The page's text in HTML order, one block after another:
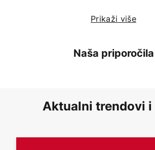
Prikaži više
Naša priporočila
Aktualni trendovi i